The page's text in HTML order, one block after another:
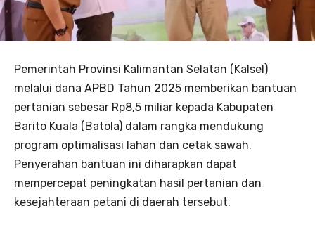
Pemerintah Provinsi Kalimantan Selatan (Kalsel)
melalui dana APBD Tahun 2025 memberikan bantuan
pertanian sebesar Rp8,5 miliar kepada Kabupaten
Barito Kuala (Batola) dalam rangka mendukung
program optimalisasi lahan dan cetak sawah.
Penyerahan bantuan ini diharapkan dapat
mempercepat peningkatan hasil pertanian dan
kesejahteraan petani di daerah tersebut.